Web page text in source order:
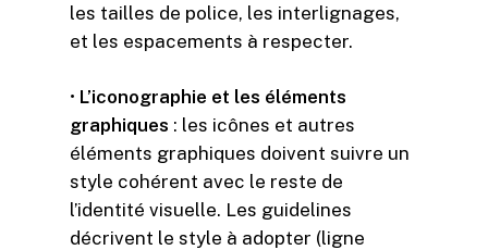
les tailles de police, les interlignages,
et les espacements à respecter.
• L’iconographie et les éléments
graphiques : les icônes et autres
éléments graphiques doivent suivre un
style cohérent avec le reste de
l’identité visuelle. Les guidelines
décrivent le style à adopter (ligne